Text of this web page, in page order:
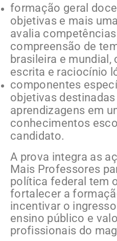
formação geral
objetivas e mais
avalia
compreensão de
brasileira e
escrita e raciocínio
componentes
objetivas
aprendizagens em
conhecimentos
candidato.
A prova integra as
Mais Professores
política federal tem
fortalecer a
incentivar o
ensino público e
profissionais do